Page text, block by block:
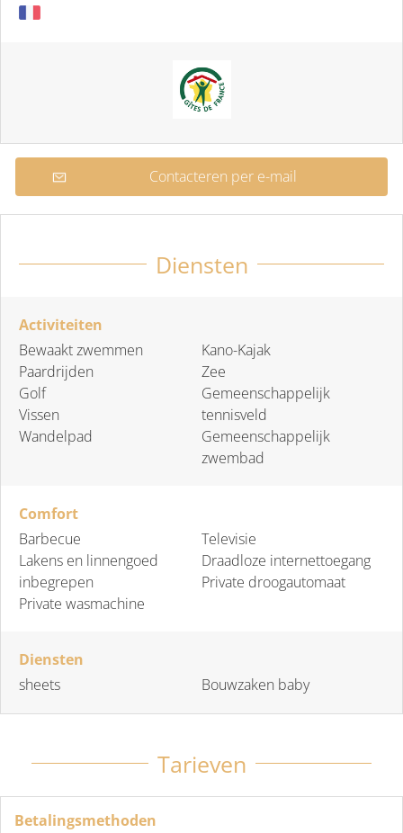
Contacteren per e-mail
Diensten
Activiteiten
Bewaakt zwemmen
Paardrijden
Golf
Vissen
Wandelpad
Kano-Kajak
Zee
Gemeenschappelijk
tennisveld
Gemeenschappelijk
zwembad
Comfort
Barbecue
Lakens en linnengoed
inbegrepen
Private wasmachine
Televisie
Draadloze internettoegang
Private droogautomaat
Diensten
sheets
Bouwzaken baby
Tarieven
Betalingsmethoden